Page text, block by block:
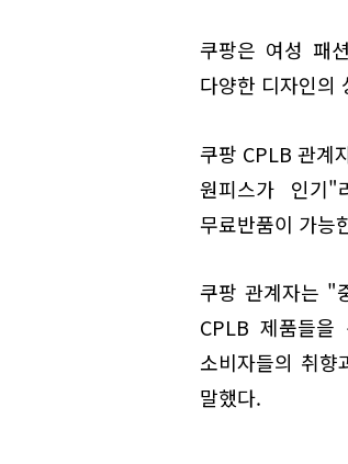
쿠팡은 여성 패
다양한 디자인의
쿠팡 CPLB 관계
원피스가 인기
무료반품이 가능
쿠팡 관계자는 "
CPLB 제품들
소비자들의 취
말했다.